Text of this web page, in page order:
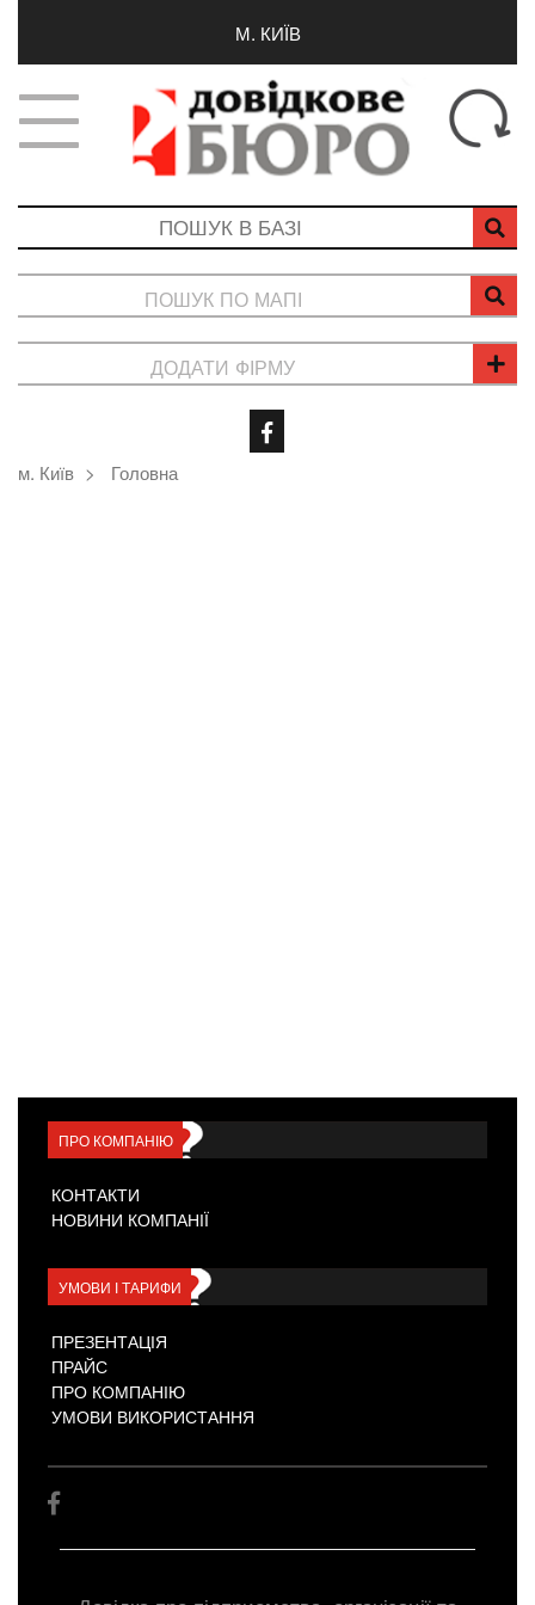
М. КИЇВ
ПОШУК ПО МАПІ
ДОДАТИ ФІРМУ
м. Київ Головна
ПРО КОМПАНІЮ
КОНТАКТИ
НОВИНИ КОМПАНІЇ
УМОВИ І ТАРИФИ
ПРЕЗЕНТАЦІЯ
ПРАЙС
ПРО КОМПАНІЮ
УМОВИ ВИКОРИСТАННЯ